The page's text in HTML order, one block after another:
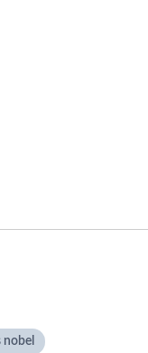
nobel